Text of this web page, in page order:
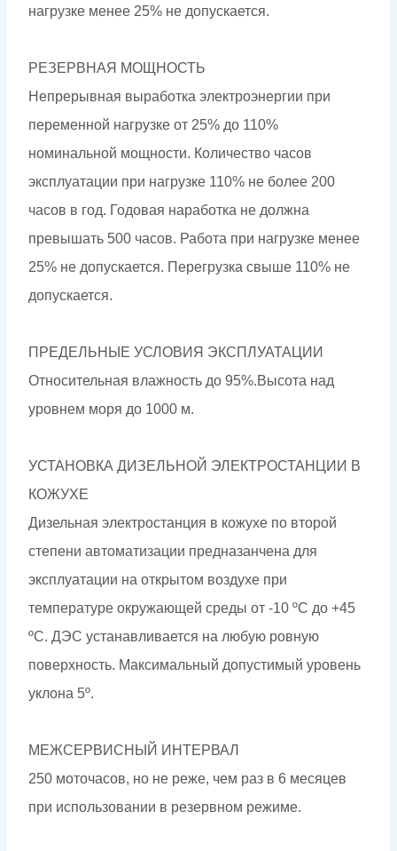
нагрузке менее 25% не допускается.
РЕЗЕРВНАЯ МОЩНОСТЬ
Непрерывная выработка электроэнергии при
переменной нагрузке от 25% до 110%
номинальной мощности. Количество часов
эксплуатации при нагрузке 110% не более 200
часов в год. Годовая наработка не должна
превышать 500 часов. Работа при нагрузке менее
25% не допускается. Перегрузка свыше 110% не
допускается.
ПРЕДЕЛЬНЫЕ УСЛОВИЯ ЭКСПЛУАТАЦИИ
Относительная влажность до 95%.Высота над
уровнем моря до 1000 м.
УСТАНОВКА ДИЗЕЛЬНОЙ ЭЛЕКТРОСТАНЦИИ В
КОЖУХЕ
Дизельная электростанция в кожухе по второй
степени автоматизации предназанчена для
эксплуатации на открытом воздухе при
температуре окружающей среды от -10 ºС до +45
ºС. ДЭС устанавливается на любую ровную
поверхность. Максимальный допустимый уровень
уклона 5º.
МЕЖСЕРВИСНЫЙ ИНТЕРВАЛ
250 моточасов, но не реже, чем раз в 6 месяцев
при использовании в резервном режиме.